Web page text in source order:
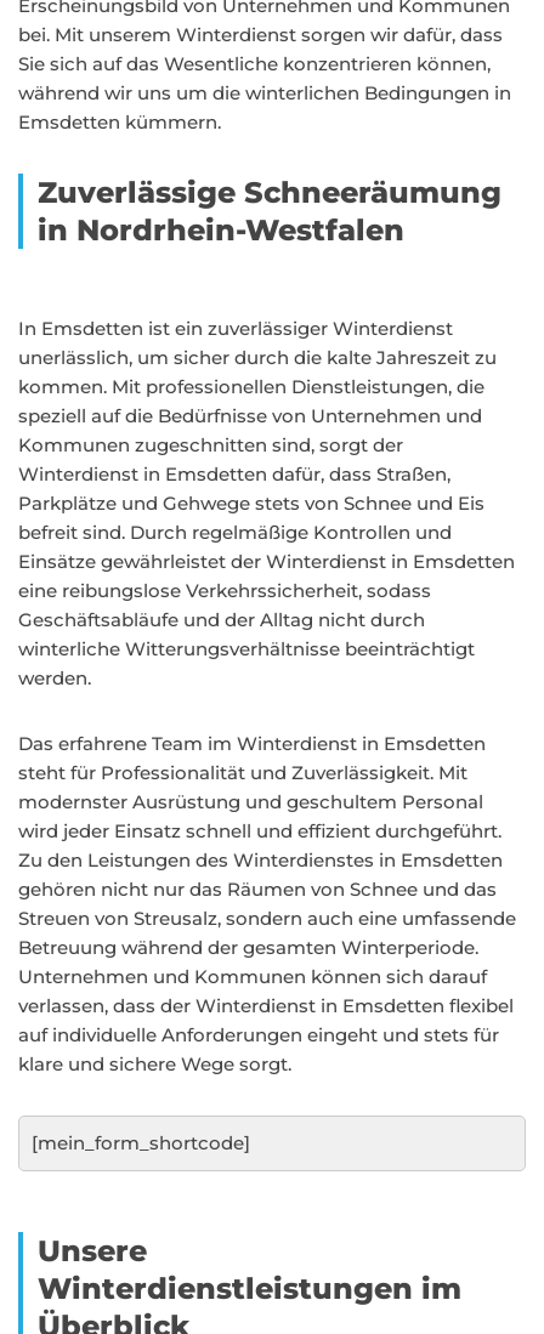
Erscheinungsbild von Unternehmen und Kommunen
bei. Mit unserem Winterdienst sorgen wir dafür, dass
Sie sich auf das Wesentliche konzentrieren können,
während wir uns um die winterlichen Bedingungen in
Emsdetten kümmern.
Zuverlässige Schneeräumung
in Nordrhein-Westfalen
In Emsdetten ist ein zuverlässiger Winterdienst
unerlässlich, um sicher durch die kalte Jahreszeit zu
kommen. Mit professionellen Dienstleistungen, die
speziell auf die Bedürfnisse von Unternehmen und
Kommunen zugeschnitten sind, sorgt der
Winterdienst in Emsdetten dafür, dass Straßen,
Parkplätze und Gehwege stets von Schnee und Eis
befreit sind. Durch regelmäßige Kontrollen und
Einsätze gewährleistet der Winterdienst in Emsdetten
eine reibungslose Verkehrssicherheit, sodass
Geschäftsabläufe und der Alltag nicht durch
winterliche Witterungsverhältnisse beeinträchtigt
werden.
Das erfahrene Team im Winterdienst in Emsdetten
steht für Professionalität und Zuverlässigkeit. Mit
modernster Ausrüstung und geschultem Personal
wird jeder Einsatz schnell und effizient durchgeführt.
Zu den Leistungen des Winterdienstes in Emsdetten
gehören nicht nur das Räumen von Schnee und das
Streuen von Streusalz, sondern auch eine umfassende
Betreuung während der gesamten Winterperiode.
Unternehmen und Kommunen können sich darauf
verlassen, dass der Winterdienst in Emsdetten flexibel
auf individuelle Anforderungen eingeht und stets für
klare und sichere Wege sorgt.
[mein_form_shortcode]
Unsere
Winterdienstleistungen im
Überblick